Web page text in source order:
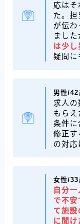
応は
た。
が伝
ました
は少
疑問に
男性/42
求人
もら
条件に
修正す
の対応
女性/33
自分
で不
て施
に聞